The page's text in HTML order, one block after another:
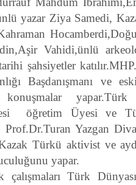
yazar Ziya Samedi,
Vahidi,ünlü
şahsiyetler
Başdanışmanı ve
yapar.Türk
öğretim Üyesi ve
Yazgan
Türkü aktivist ve
yapar.
Türk Dünyası